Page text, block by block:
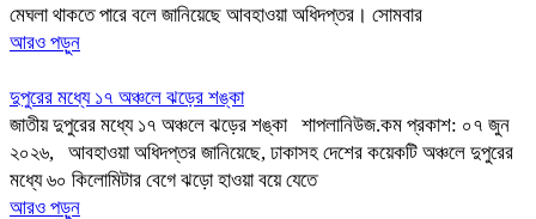
মেঘলা থাকতে পারে বলে জানিয়েছে আবহাওয়া অধিদপ্তর। সোমবার
আরও পড়ুন
দুপুরের মধ্যে ১৭ অঞ্চলে ঝড়ের শঙ্কা
জাতীয় দুপুরের মধ্যে ১৭ অঞ্চলে ঝড়ের শঙ্কা শাপলানিউজ.কম প্রকাশ: ০৭ জুন
২০২৬, আবহাওয়া অধিদপ্তর জানিয়েছে, ঢাকাসহ দেশের কয়েকটি অঞ্চলে দুপুরের
মধ্যে ৬০ কিলোমিটার বেগে ঝড়ো হাওয়া বয়ে যেতে
আরও পড়ুন